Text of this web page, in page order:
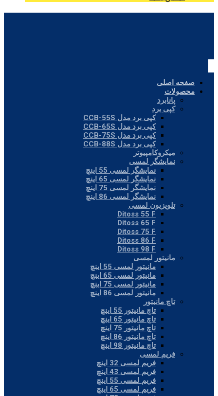
صفحه اصلی
محصولات
پانابرد
کپی برد
کپی برد مدل CCB-55S
کپی برد مدل CCB-65S
کپی برد مدل CCB-75S
کپی برد مدل CCB-88S
میکروکامپیوتر
نمایشگر لمسی
نمایشگر لمسی 55 اینچ
نمایشگر لمسی 65 اینچ
نمایشگر لمسی 75 اینچ
نمایشگر لمسی 86 اینچ
تلویزیون لمسی
Ditoss 55 F
Ditoss 65 F
Ditoss 75 F
Ditoss 86 F
Ditoss 98 F
مانیتور لمسی
مانیتور لمسی 55 اینچ
مانیتور لمسی 65 اینچ
مانیتور لمسی 75 اینچ
مانیتور لمسی 86 اینچ
تاچ مانیتور
تاچ مانیتور 55 اینچ
تاچ مانیتور 65 اینچ
تاچ مانیتور 75 اینچ
تاچ مانیتور 86 اینچ
تاچ مانیتور 98 اینچ
فریم لمسی
فریم لمسی 32 اینچ
فریم لمسی 43 اینچ
فریم لمسی 55 اینچ
فریم لمسی 65 اینچ